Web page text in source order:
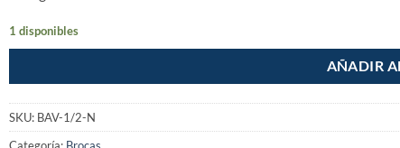
1 disponibles
AÑADIR
SKU: BAV-1/2-N